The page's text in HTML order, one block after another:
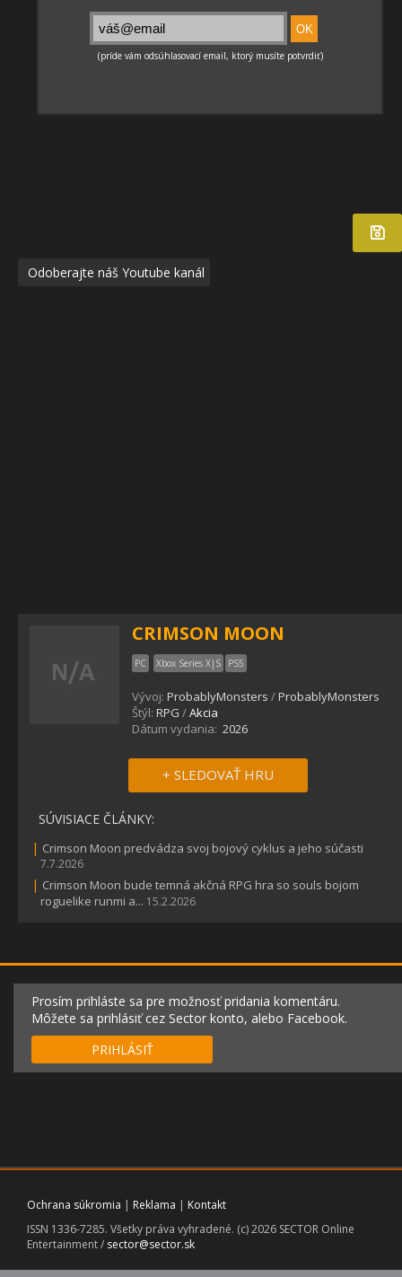
Odoberajte náš Youtube kanál
CRIMSON MOON
PC Xbox Series X|S PS5
Vývoj: ProbablyMonsters /ProbablyMonsters
Štýl: RPG /Akcia
Dátum vydania: 2026
+ SLEDOVAŤ HRU
SÚVISIACE ČLÁNKY:
| Crimson Moon predvádza svoj bojový cyklus a jeho súčasti
7.7.2026
| Crimson Moon bude temná akčná RPG hra so souls bojom
roguelike runmi a... 15.2.2026
Prosím prihláste sa pre možnosť pridania komentáru.
Môžete sa prihlásiť cez Sector konto, alebo Facebook.
PRIHLÁSIŤ
Ochrana súkromia | Reklama | Kontakt
ISSN 1336-7285. Všetky práva vyhradené. (c) 2026 SECTOR Online
Entertainment / sector@sector.sk